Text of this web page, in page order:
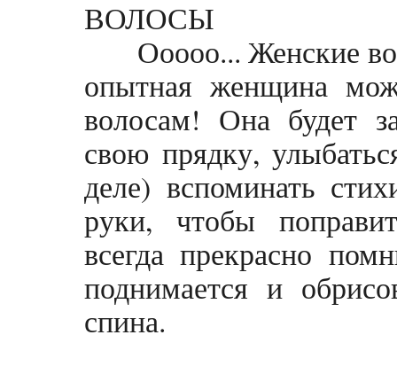
ВОЛОСЫ
Ооооо... Женские
опытная женщина
волосам! Она будет
свою прядку,
деле) вспоминать
руки, чтобы
всегда прекрасно
поднимается и
спина.